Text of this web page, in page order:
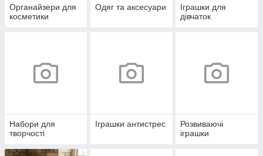
Органайзери для
косметики
Одяг та аксесуари
Іграшки для
дівчаток
Набори для
творчості
Іграшки антистрес
Розвиваючі
іграшки